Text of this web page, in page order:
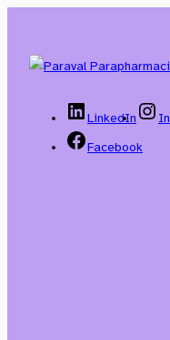
LinkedIn
Facebook